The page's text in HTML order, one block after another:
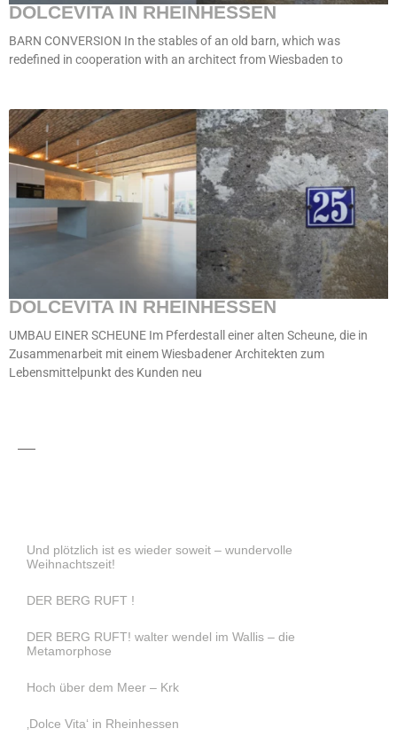
DOLCEVITA IN RHEINHESSEN
BARN CONVERSION In the stables of an old barn, which was
redefined in cooperation with an architect from Wiesbaden to
DOLCEVITA IN RHEINHESSEN
UMBAU EINER SCHEUNE Im Pferdestall einer alten Scheune, die in
Zusammenarbeit mit einem Wiesbadener Architekten zum
Lebensmittelpunkt des Kunden neu
Und plötzlich ist es wieder soweit – wundervolle
Weihnachtszeit!
DER BERG RUFT !
DER BERG RUFT! walter wendel im Wallis – die
Metamorphose
Hoch über dem Meer – Krk
‚Dolce Vita‘ in Rheinhessen